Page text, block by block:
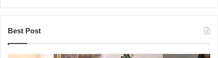
Best Post